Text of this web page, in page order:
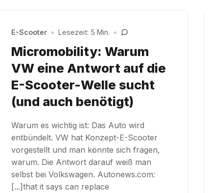
E-Scooter • Lesezeit: 5 Min. •
Micromobility: Warum
VW eine Antwort auf die
E-Scooter-Welle sucht
(und auch benötigt)
Warum es wichtig ist: Das Auto wird
entbündelt. VW hat Konzept-E-Scooter
vorgestellt und man könnte sich fragen,
warum. Die Antwort darauf weiß man
selbst bei Volkswagen. Autonews.com:
[...]that it says can replace